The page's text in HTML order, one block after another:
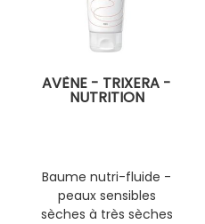
AVÈNE - TRIXERA -
NUTRITION
Baume nutri-fluide -
peaux sensibles
sèches à très sèches